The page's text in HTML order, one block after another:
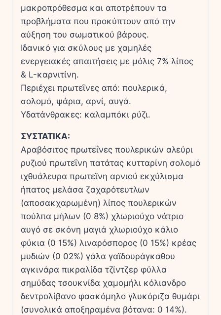
μακροπρόθεσμα και αποτρέπουν τα
προβλήματα που προκύπτουν από την
αύξηση του σωματικού βάρους.
Ιδανικό για σκύλους με χαμηλές
ενεργειακές απαιτήσεις με μόλις 7% λίπος
& L-καρνιτίνη.
Περιέχει πρωτεΐνες από: πουλερικά,
σολομό, ψάρια, αρνί, αυγά.
Υδατάνθρακες: καλαμπόκι ρύζι.
ΣΥΣΤΑΤΙΚΑ:
Αραβόσιτος πρωτεΐνες πουλερικών αλεύρι
ρυζιού πρωτεΐνη πατάτας κυτταρίνη σολομό
ιχθυάλευρα πρωτεϊνη αρνιού εκχύλισμα
ήπατος μελάσα ζαχαρότευτλων
(αποσακχαρωμένη) λίπος πουλερικών
πούλπα μήλων (0 8%) χλωριούχο νάτριο
αυγό σε σκόνη μαγιά χλωριούχο κάλιο
φύκια (0 15%) λιναρόσπορος (0 15%) κρέας
μυδιών (0 02%) γάλα γαϊδουράγκαθου
αγκινάρα πικραλίδα τζίντζερ φύλλα
σημύδας τσουκνίδα χαμομήλι κόλιανδρο
δεντρολίβανο φασκόμηλο γλυκόριζα θυμάρι
(συνολικά αποξηραμένα βότανα: 0 14%).